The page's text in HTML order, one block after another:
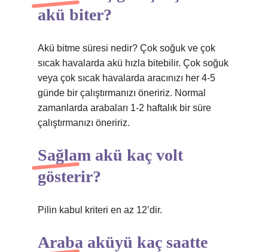
akü biter?
Akü bitme süresi nedir? Çok soğuk ve çok
sıcak havalarda akü hızla bitebilir. Çok soğuk
veya çok sıcak havalarda aracınızı her 4-5
günde bir çalıştırmanızı öneririz. Normal
zamanlarda arabaları 1-2 haftalık bir süre
çalıştırmanızı öneririz.
Sağlam akü kaç volt
gösterir?
Pilin kabul kriteri en az 12’dir.
Araba aküyü kaç saatte